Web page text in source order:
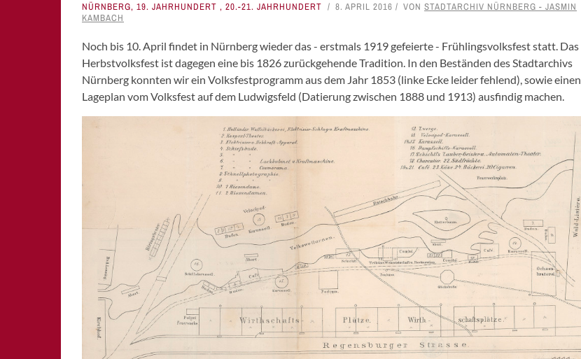
FÜRTH
LAUF A.D. PEGNITZ
NEUMARKT I.D.OPF.
ZIRNDORF
NÜRNBERG, 19. JAHRHUNDERT , 20.-21. JAHRHUNDERT 8. APRIL 2016 VON STADTARCHIV NÜRNBERG - JASMIN
KAMBACH
Noch bis 10. April findet in Nürnberg wieder das - erstmals 1919 gefeierte - Frühlingsvolksfest statt. Das
Herbstvolksfest ist dagegen eine bis 1826 zurückgehende Tradition. In den Beständen des Stadtarchivs
Nürnberg konnten wir ein Volksfestprogramm aus dem Jahr 1853 (linke Ecke leider fehlend), sowie einen
Lageplan vom Volksfest auf dem Ludwigsfeld (Datierung zwischen 1888 und 1913) ausfindig machen.